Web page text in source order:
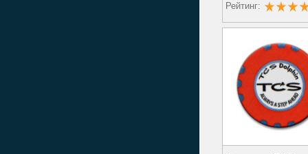
Рейтинг: